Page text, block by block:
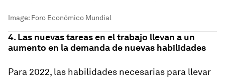
Image: Foro Económico Mundial
4. Las nuevas tareas en el trabajo llevan a un
aumento en la demanda de nuevas habilidades
Para 2022, las habilidades necesarias para llevar